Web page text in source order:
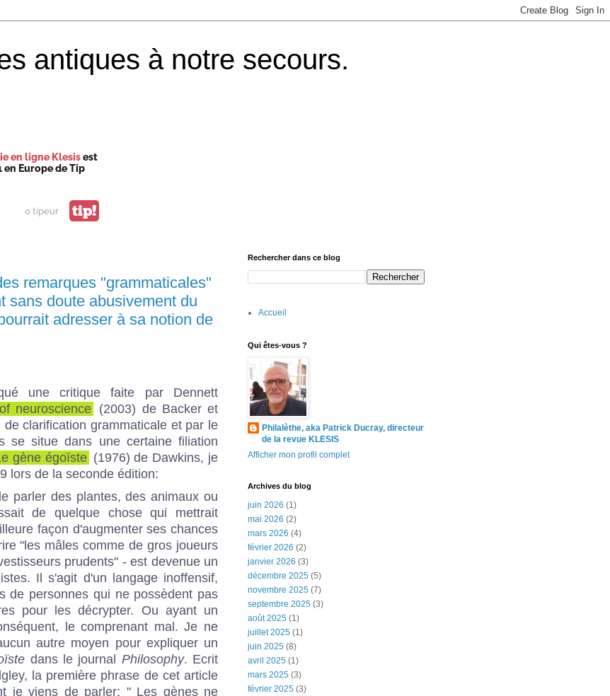
antiques à notre secours.
en ligne Klesisest
en Europe de Tip
0 tipeur tip!
remarques "grammaticales"
sans doute abusivement du
adresser à sa notion de
une critique faite par Dennett
neuroscience (2003) de Backer et
clarification grammaticale et par le
se situe dans une certaine filiation
gène égoïste (1976) de Dawkins, je
lors de la seconde édition:
parler des plantes, des animaux ou
de quelque chose qui mettrait
façon d'augmenter ses chances
"les mâles comme de gros joueurs
prudents" - est devenue un
Il s'agit d'un langage inoffensif,
de personnes qui ne possèdent pas
pour les décrypter. Ou ayant un
le comprenant mal. Je ne
autre moyen pour expliquer un
dans le journal Philosophy. Ecrit
la première phrase de cet article
je viens de parler: " Les gènes ne
Rechercher dans ce blog
Accueil
Qui êtes-vous ?
Philalèthe, aka Patrick Ducray, directeur
de la revue KLESIS
Afficher mon profil complet
Archives du blog
juin 2026 (1)
mai 2026 (2)
mars 2026 (4)
février 2026 (2)
janvier 2026 (3)
décembre 2025 (5)
novembre 2025 (7)
septembre 2025 (3)
août 2025 (1)
juillet 2025 (1)
juin 2025 (8)
avril 2025 (1)
mars 2025 (3)
février 2025 (3)